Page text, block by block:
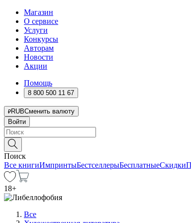
Магазин
О сервисе
Услуги
Конкурсы
Авторам
Новости
Акции
Помощь
8 800 500 11 67
RUBСменить валюту
Войти
Поиск
Все книгиИмпринтыБестселлерыБесплатныеСкидки
18+
Все